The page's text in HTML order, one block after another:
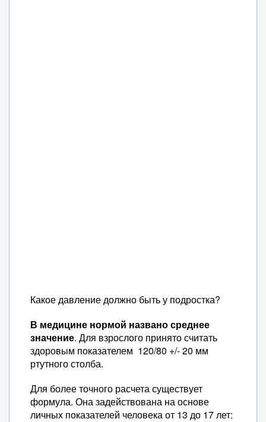
Какое давление должно быть у подростка?
В медицине нормой названо среднее
значение. Для взрослого принято считать
здоровым показателем 120/80 +/- 20 мм
ртутного столба.
Для более точного расчета существует
формула. Она задействована на основе
личных показателей человека от 13 до 17 лет: